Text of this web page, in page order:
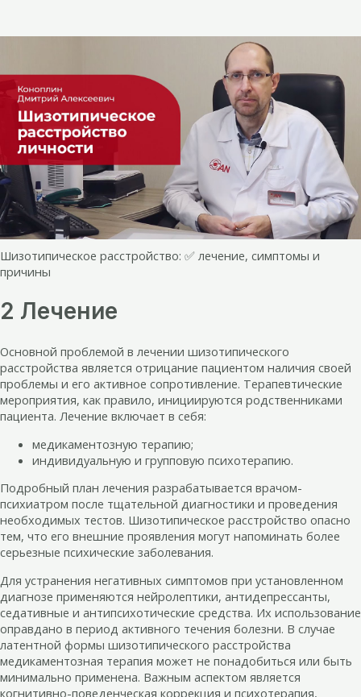
Шизотипическое расстройство: ✅ лечение, симптомы и
причины
2 Лечение
Основной проблемой в лечении шизотипического
расстройства является отрицание пациентом наличия своей
проблемы и его активное сопротивление. Терапевтические
мероприятия, как правило, инициируются родственниками
пациента. Лечение включает в себя:
медикаментозную терапию;
индивидуальную и групповую психотерапию.
Подробный план лечения разрабатывается врачом-
психиатром после тщательной диагностики и проведения
необходимых тестов. Шизотипическое расстройство опасно
тем, что его внешние проявления могут напоминать более
серьезные психические заболевания.
Для устранения негативных симптомов при установленном
диагнозе применяются нейролептики, антидепрессанты,
седативные и антипсихотические средства. Их использование
оправдано в период активного течения болезни. В случае
латентной формы шизотипического расстройства
медикаментозная терапия может не понадобиться или быть
минимально применена. Важным аспектом является
когнитивно-поведенческая коррекция и психотерапия,